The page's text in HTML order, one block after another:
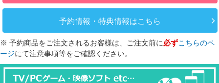
予約情報・特典情報はこちら
※ 予約商品をご注文されるお客様は、ご注文前に必ずこちらのペ
ージにて注意事項等をご確認ください。